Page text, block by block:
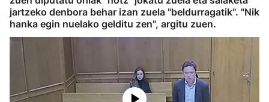
jartzeko denbora behar izan zuela "beldurragatik". "Nik
hanka egin nuelako gelditu zen", argitu zuen.